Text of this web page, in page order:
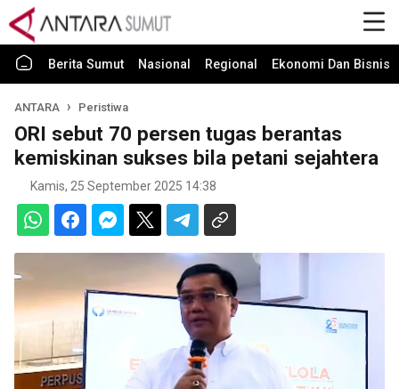
Berita Sumut Nasional Regional Ekonomi Dan Bisnis
ANTARA Peristiwa
ORI sebut 70 persen tugas berantas
kemiskinan sukses bila petani sejahtera
Kamis, 25 September 2025 14:38